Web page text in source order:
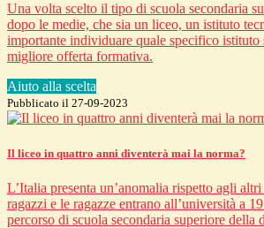
Una volta scelto il tipo di scuola secondaria
dopo le medie, che sia un liceo, un istituto
importante individuare quale specifico istituto
migliore offerta formativa.
Aiuto alla scelta
Pubblicato il 27-09-2023
Il liceo in quattro anni diventerà mai la norma?
L’Italia presenta un’anomalia rispetto agli
ragazzi e le ragazze entrano all’università a
percorso di scuola secondaria superiore della